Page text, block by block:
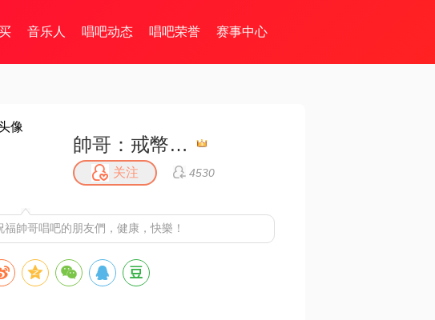
音乐人 唱吧动态 唱吧荣誉 赛事中心
帥哥：戒幣不還，拒幣
关注 4530
福帥哥唱吧的朋友們，健康，快樂！